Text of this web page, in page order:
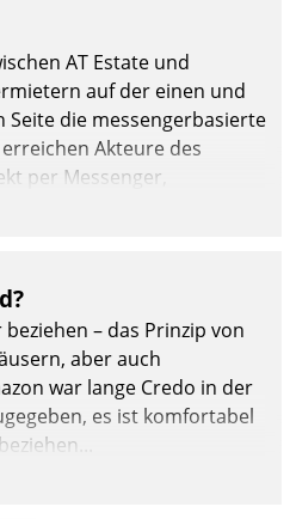
Datatrain GmbH den
digitalisiert.
AT Estate und
auf der einen und
die messengerbasierte
Akteure des
per Messenger,
empfangen oder
– das Prinzip von
aber auch
war lange Credo in der
es ist komfortabel